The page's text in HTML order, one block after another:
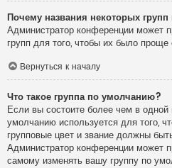
Почему названия некоторых
Администратор конференции может
групп для того, чтобы их было проще
Вернуться к началу
Что такое группа по умолчанию?
Если вы состоите более чем в одной
умолчанию используется для того,
групповые цвет и звание должны
Администратор конференции может
самому изменять вашу группу по